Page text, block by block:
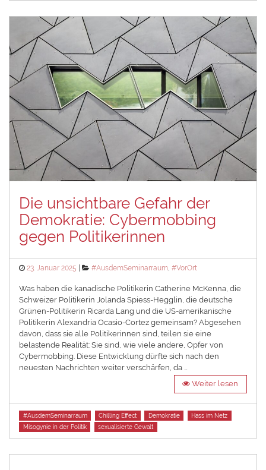
Die unsichtbare Gefahr der
Demokratie: Cybermobbing
gegen Politikerinnen
Posted
23. Januar 2025 Categories
#AusdemSeminarraum,#VorOrt
Was haben die kanadische Politikerin Catherine McKenna, die
Schweizer Politikerin Jolanda Spiess-Hegglin, die deutsche
Grünen-Politikerin Ricarda Lang und die US-amerikanische
Politikerin Alexandria Ocasio-Cortez gemeinsam? Abgesehen
davon, dass sie alle Politikerinnen sind, teilen sie eine
belastende Realität: Sie sind, wie viele andere, Opfer von
Cybermobbing. Diese Entwicklung dürfte sich nach den
neuesten Nachrichten weiter verschärfen, da …
Weiter lesen
Tags
#AusdemSeminarraum Chilling Effect Demokratie
Hass im Netz
Misogynie in der Politik
sexualisierte Gewalt